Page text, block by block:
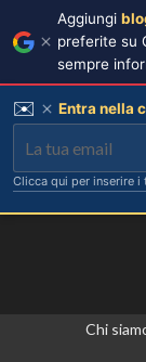
Chi
Aggiungi
preferite su
sempre
✉️ Entra nella
Clicca qui per inserire i